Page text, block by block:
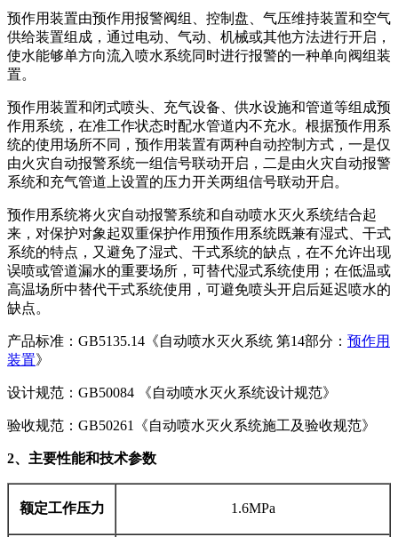
预作用装置由预作用报警阀组、控制盘、气压维持装置和空气
供给装置组成，通过电动、气动、机械或其他方法进行开启，
使水能够单方向流入喷水系统同时进行报警的一种单向阀组装
置。
预作用装置和闭式喷头、充气设备、供水设施和管道等组成预
作用系统，在准工作状态时配水管道内不充水。根据预作用系
统的使用场所不同，预作用装置有两种自动控制方式，一是仅
由火灾自动报警系统一组信号联动开启，二是由火灾自动报警
系统和充气管道上设置的压力开关两组信号联动开启。
预作用系统将火灾自动报警系统和自动喷水灭火系统结合起
来，对保护对象起双重保护作用预作用系统既兼有湿式、干式
系统的特点，又避免了湿式、干式系统的缺点，在不允许出现
误喷或管道漏水的重要场所，可替代湿式系统使用；在低温或
高温场所中替代干式系统使用，可避免喷头开启后延迟喷水的
缺点。
产品标准：GB5135.14《自动喷水灭火系统 第14部分： 预作用
装置》
设计规范：GB50084 《自动喷水灭火系统设计规范》
验收规范：GB50261《自动喷水灭火系统施工及验收规范》
2、主要性能和技术参数
额定工作压力 1.6MPa